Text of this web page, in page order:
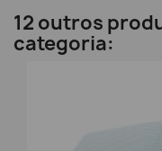
12 outros
categoria: